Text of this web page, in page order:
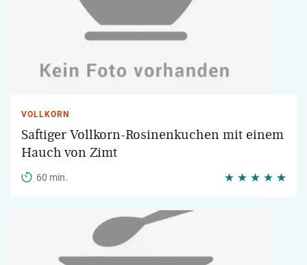
VOLLKORN
Saftiger Vollkorn-Rosinenkuchen mit einem
Hauch von Zimt
60 min.